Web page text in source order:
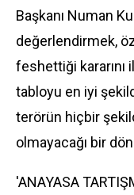
Başkanı Numan
değerlendirmek,
feshettiği kararını
tabloyu en iyi
terörün hiçbir
olmayacağı bir
'ANAYASA